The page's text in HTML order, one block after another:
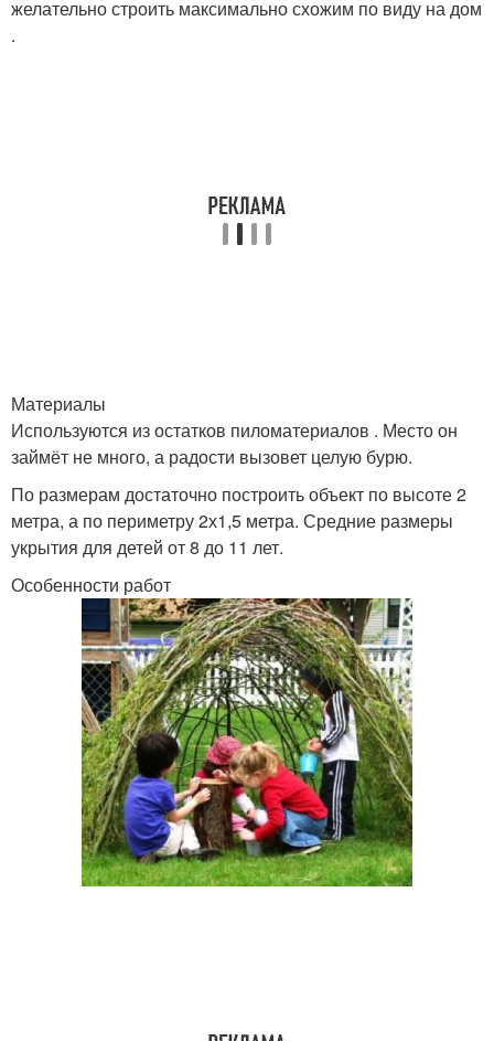
Двускатный шалаш Шалаш из жердей
Шалаш в лесу
желательно строить максимально схожим по виду на дом
.
Материалы
Используются из остатков пиломатериалов . Место он
займёт не много, а радости вызовет целую бурю.
По размерам достаточно построить объект по высоте 2
метра, а по периметру 2х1,5 метра. Средние размеры
укрытия для детей от 8 до 11 лет.
Особенности работ